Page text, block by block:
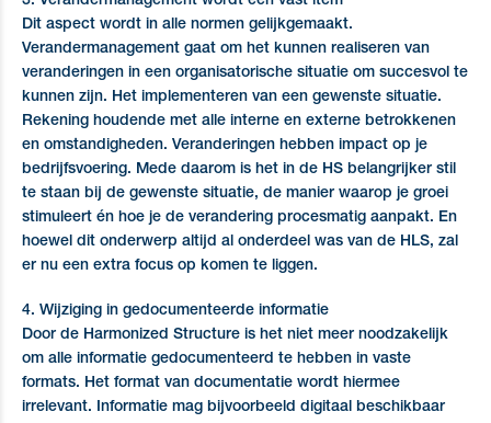
Dit aspect wordt in alle normen gelijkgemaakt.
Verandermanagement gaat om het kunnen realiseren van
veranderingen in een organisatorische situatie om succesvol te
kunnen zijn. Het implementeren van een gewenste situatie.
Rekening houdende met alle interne en externe betrokkenen
en omstandigheden. Veranderingen hebben impact op je
bedrijfsvoering. Mede daarom is het in de HS belangrijker stil
te staan bij de gewenste situatie, de manier waarop je groei
stimuleert én hoe je de verandering procesmatig aanpakt. En
hoewel dit onderwerp altijd al onderdeel was van de HLS, zal
er nu een extra focus op komen te liggen.
4. Wijziging in gedocumenteerde informatie
Door de Harmonized Structure is het niet meer noodzakelijk
om alle informatie gedocumenteerd te hebben in vaste
formats. Het format van documentatie wordt hiermee
irrelevant. Informatie mag bijvoorbeeld digitaal beschikbaar